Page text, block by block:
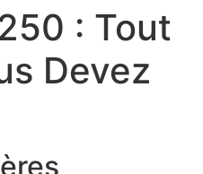
: Tout
Devez